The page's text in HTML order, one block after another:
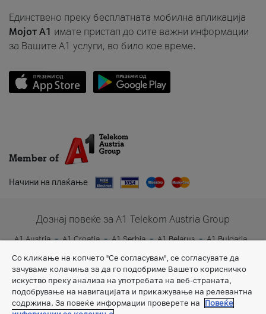
Единствено преку бесплатната мобилна апликација
Мојот A1 имате пристап до сите важни информации
за Вашите A1 услуги, во било кое време.
Member of
Начини на плаќање
Дознај повеќе за A1 Telekom Austria Group
A1 Austria A1 Croatia A1 Serbia A1 Belarus
A1 Bulgaria
Со кликање на копчето "Се согласувам", се согласувате да
зачуваме колачиња за да го подобриме Вашето корисничко
искуство преку анализа на употребата на веб-страната,
подобрување на навигацијата и прикажување на релевантна
содржина. За повеќе информации проверете на
Повеќе